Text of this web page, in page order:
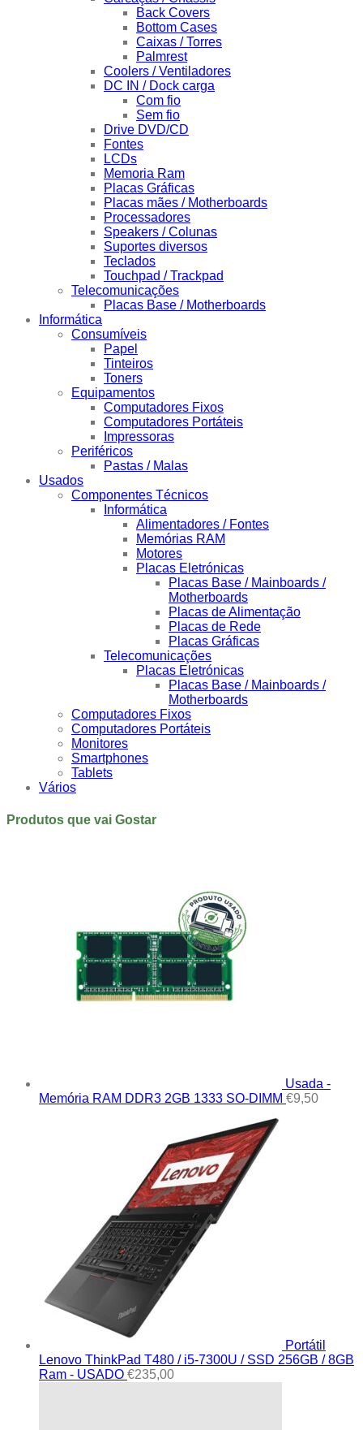
Back Covers
Bottom Cases
Caixas / Torres
Palmrest
Coolers / Ventiladores
DC IN / Dock carga
Com fio
Sem fio
Drive DVD/CD
Fontes
LCDs
Memoria Ram
Placas Gráficas
Placas mães / Motherboards
Processadores
Speakers / Colunas
Suportes diversos
Teclados
Touchpad / Trackpad
Telecomunicações
Placas Base / Motherboards
Informática
Consumíveis
Papel
Tinteiros
Toners
Equipamentos
Computadores Fixos
Computadores Portáteis
Impressoras
Periféricos
Pastas / Malas
Usados
Componentes Técnicos
Informática
Alimentadores / Fontes
Memórias RAM
Motores
Placas Eletrónicas
Placas Base / Mainboards /
Motherboards
Placas de Alimentação
Placas de Rede
Placas Gráficas
Telecomunicações
Placas Eletrónicas
Placas Base / Mainboards /
Motherboards
Computadores Fixos
Computadores Portáteis
Monitores
Smartphones
Tablets
Vários
Produtos que vai Gostar
Usada -
Memória RAM DDR3 2GB 1333 SO-DIMM €9,50
Portátil
Lenovo ThinkPad T480 / i5-7300U / SSD 256GB / 8GB
Ram - USADO €235,00